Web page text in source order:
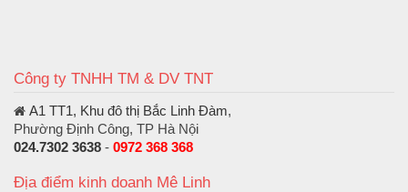
Công ty TNHH TM & DV TNT
A1 TT1, Khu đô thị Bắc Linh Đàm,
Phường Định Công, TP Hà Nội
024.7302 3638 - 0972 368 368
Địa điểm kinh doanh Mê Linh